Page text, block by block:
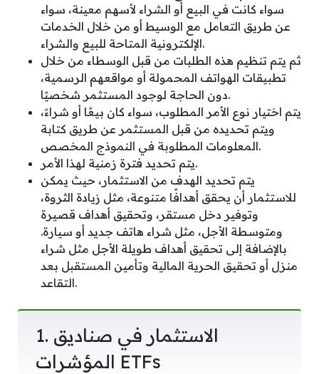
سواء كانت في البيع أو الشراء لأسهم معينة، سواء
عن طريق التعامل مع الوسيط أو من خلال الخدمات
الإلكترونية المتاحة للبيع والشراء.
ثم يتم تنظيم هذه الطلبات من قبل الوسطاء من خلال
تطبيقات الهواتف المحمولة أو مواقعهم الرسمية،
دون الحاجة لوجود المستثمر شخصيًا.
يتم اختيار نوع الأمر المطلوب، سواء كان بيعًا أو شراءً،
ويتم تحديده من قبل المستثمر عن طريق كتابة
المعلومات المطلوبة في النموذج المخصص.
يتم تحديد فترة زمنية لهذا الأمر.
يتم تحديد الهدف من الاستثمار، حيث يمكن
للاستثمار أن يحقق أهدافًا متنوعة، مثل زيادة الثروة،
وتوفير دخل مستقر، وتحقيق أهداف قصيرة
ومتوسطة الأجل، مثل شراء هاتف جديد أو سيارة.
بالإضافة إلى تحقيق أهداف طويلة الأجل مثل شراء
منزل أو تحقيق الحرية المالية وتأمين المستقبل بعد
التقاعد.
1. الاستثمار في صناديق
المؤشرات ETFs